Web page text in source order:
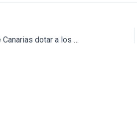
PSOE exige al Gobierno de Canarias dotar a los institutos de medicina legal de más medios técnicos y humanos